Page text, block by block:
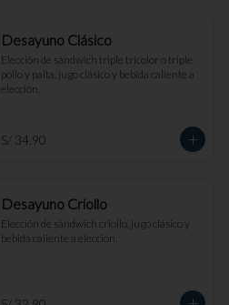
Desayuno Clásico
Elección de sándwich triple tricolor o triple
pollo y palta, jugo clásico y bebida caliente a
elección.
S/ 34.90
Desayuno Criollo
Elección de sándwich criollo, jugo clásico y
bebida caliente a elección.